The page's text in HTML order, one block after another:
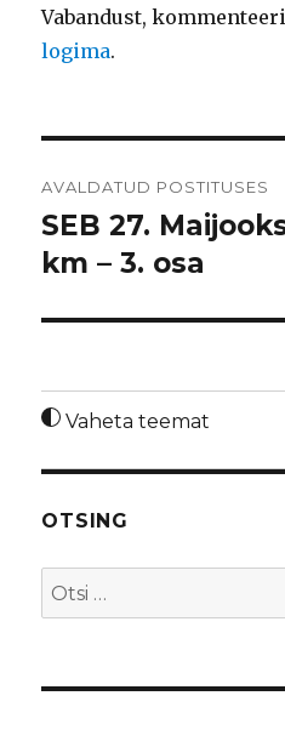
Vabandust,
logima.
AVALDATUD POSTITUSES
SEB 27.
km – 3. osa
Vaheta teemat
OTSING
Otsi: